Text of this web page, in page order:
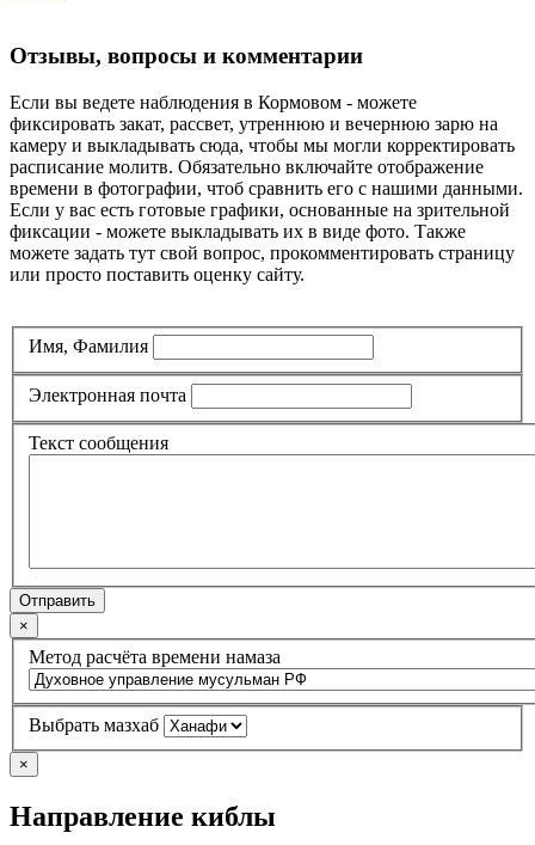
Отзывы, вопросы и комментарии
Если вы ведете наблюдения в Кормовом - можете
фиксировать закат, рассвет, утреннюю и вечернюю зарю на
камеру и выкладывать сюда, чтобы мы могли корректировать
расписание молитв. Обязательно включайте отображение
времени в фотографии, чтоб сравнить его с нашими данными.
Если у вас есть готовые графики, основанные на зрительной
фиксации - можете выкладывать их в виде фото. Также
можете задать тут свой вопрос, прокомментировать страницу
или просто поставить оценку сайту.
Имя, Фамилия
Электронная почта
Текст сообщения
Отправить
×
Метод расчёта времени намаза
Выбрать мазхаб
×
Направление киблы